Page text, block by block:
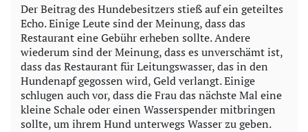
Der Beitrag des Hundebesitzers stieß auf ein geteiltes
Echo. Einige Leute sind der Meinung, dass das
Restaurant eine Gebühr erheben sollte. Andere
wiederum sind der Meinung, dass es unverschämt ist,
dass das Restaurant für Leitungswasser, das in den
Hundenapf gegossen wird, Geld verlangt. Einige
schlugen auch vor, dass die Frau das nächste Mal eine
kleine Schale oder einen Wasserspender mitbringen
sollte, um ihrem Hund unterwegs Wasser zu geben.